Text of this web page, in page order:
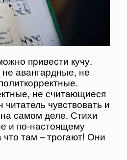
привести кучу.
авангардные, не
не считающиеся
чувствовать и
на самом деле. Стихи
и по-настоящему
там – трогают! Они